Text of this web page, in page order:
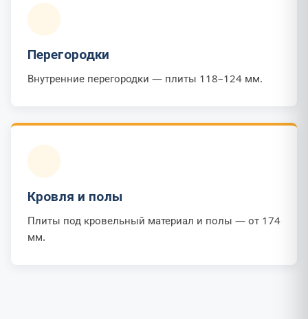
Перегородки
Внутренние перегородки — плиты 118–124 мм.
Кровля и полы
Плиты под кровельный материал и полы — от 174
мм.